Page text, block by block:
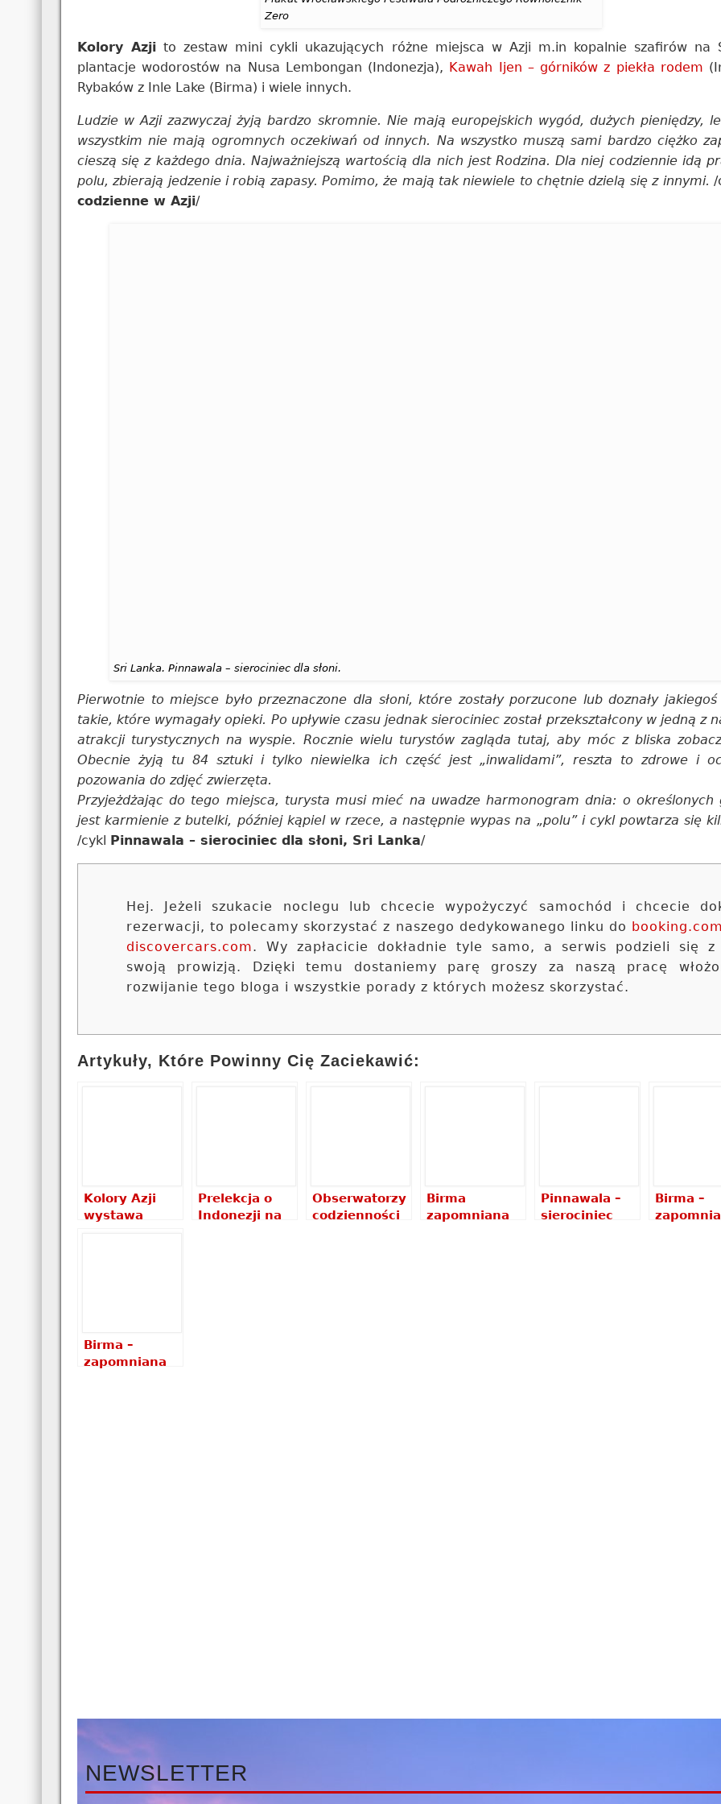
Zero
Kolory Azji to zestaw mini cykli ukazujących różne miejsca w Azji m.in kopalnie szafirów na
plantacje wodorostów na Nusa Lembongan (Indonezja), Kawah Ijen – górników z piekła rodem
Rybaków z Inle Lake (Birma) i wiele innych.
Ludzie w Azji zazwyczaj żyją bardzo skromnie. Nie mają europejskich wygód, dużych pieniędzy,
wszystkim nie mają ogromnych oczekiwań od innych. Na wszystko muszą sami bardzo ciężko
cieszą się z każdego dnia. Najważniejszą wartością dla nich jest Rodzina. Dla niej codziennie idą
polu, zbierają jedzenie i robią zapasy. Pomimo, że mają tak niewiele to chętnie dzielą się z innymi. /
codzienne w Azji/
Sri Lanka. Pinnawala – sierociniec dla słoni.
Pierwotnie to miejsce było przeznaczone dla słoni, które zostały porzucone lub doznały
takie, które wymagały opieki. Po upływie czasu jednak sierociniec został przekształcony w jedną z
atrakcji turystycznych na wyspie. Rocznie wielu turystów zagląda tutaj, aby móc z bliska
Obecnie żyją tu 84 sztuki i tylko niewielka ich część jest „inwalidami”, reszta to zdrowe i
pozowania do zdjęć zwierzęta.
Przyjeżdżając do tego miejsca, turysta musi mieć na uwadze harmonogram dnia: o określonych
jest karmienie z butelki, później kąpiel w rzece, a następnie wypas na „polu” i cykl powtarza się
/cykl
Pinnawala – sierociniec dla słoni, Sri Lanka/
Hej. Jeżeli szukacie noclegu lub chcecie wypożyczyć samochód i chcecie
rezerwacji, to polecamy skorzystać z naszego dedykowanego linku do booking.com
discovercars.com. Wy zapłacicie dokładnie tyle samo, a serwis podzieli się z
swoją prowizją. Dzięki temu dostaniemy parę groszy za naszą pracę
rozwijanie tego bloga i wszystkie porady z których możesz skorzystać.
Artykuły, Które Powinny Cię Zaciekawić:
Kolory Azji
wystawa
Prelekcja o
Indonezji na
Obserwatorzy
codzienności
Birma
zapomniana
Pinnawala –
sierociniec
Birma –
Birma –
zapomniana
NEWSLETTER